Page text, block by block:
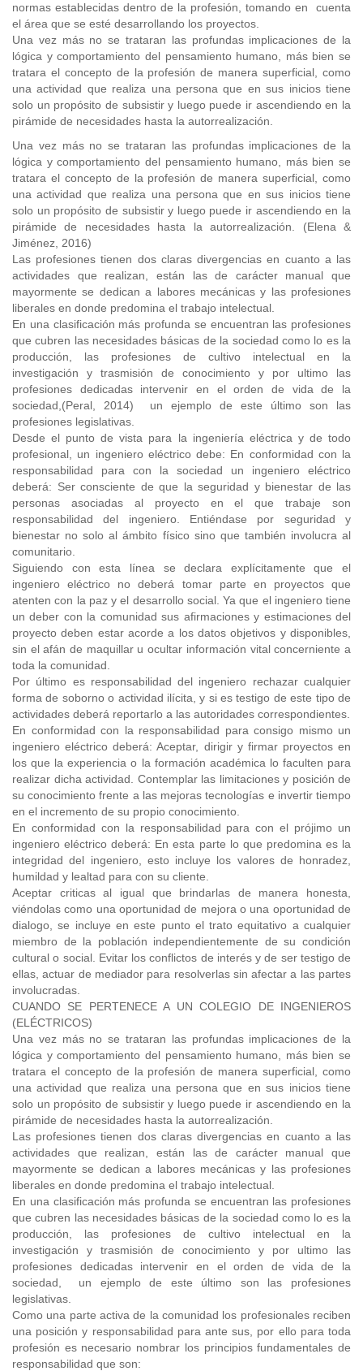
normas establecidas dentro de la profesión, tomando en cuenta
el área que se esté desarrollando los proyectos.
Una vez más no se trataran las profundas implicaciones de la
lógica y comportamiento del pensamiento humano, más bien se
tratara el concepto de la profesión de manera superficial, como
una actividad que realiza una persona que en sus inicios tiene
solo un propósito de subsistir y luego puede ir ascendiendo en la
pirámide de necesidades hasta la autorrealización.
Una vez más no se trataran las profundas implicaciones de la
lógica y comportamiento del pensamiento humano, más bien se
tratara el concepto de la profesión de manera superficial, como
una actividad que realiza una persona que en sus inicios tiene
solo un propósito de subsistir y luego puede ir ascendiendo en la
pirámide de necesidades hasta la autorrealización. (Elena &
Jiménez, 2016)
Las profesiones tienen dos claras divergencias en cuanto a las
actividades que realizan, están las de carácter manual que
mayormente se dedican a labores mecánicas y las profesiones
liberales en donde predomina el trabajo intelectual.
En una clasificación más profunda se encuentran las profesiones
que cubren las necesidades básicas de la sociedad como lo es la
producción, las profesiones de cultivo intelectual en la
investigación y trasmisión de conocimiento y por ultimo las
profesiones dedicadas intervenir en el orden de vida de la
sociedad,(Peral, 2014) un ejemplo de este último son las
profesiones legislativas.
Desde el punto de vista para la ingeniería eléctrica y de todo
profesional, un ingeniero eléctrico debe: En conformidad con la
responsabilidad para con la sociedad un ingeniero eléctrico
deberá: Ser consciente de que la seguridad y bienestar de las
personas asociadas al proyecto en el que trabaje son
responsabilidad del ingeniero. Entiéndase por seguridad y
bienestar no solo al ámbito físico sino que también involucra al
comunitario.
Siguiendo con esta línea se declara explícitamente que el
ingeniero eléctrico no deberá tomar parte en proyectos que
atenten con la paz y el desarrollo social. Ya que el ingeniero tiene
un deber con la comunidad sus afirmaciones y estimaciones del
proyecto deben estar acorde a los datos objetivos y disponibles,
sin el afán de maquillar u ocultar información vital concerniente a
toda la comunidad.
Por último es responsabilidad del ingeniero rechazar cualquier
forma de soborno o actividad ilícita, y si es testigo de este tipo de
actividades deberá reportarlo a las autoridades correspondientes.
En conformidad con la responsabilidad para consigo mismo un
ingeniero eléctrico deberá: Aceptar, dirigir y firmar proyectos en
los que la experiencia o la formación académica lo faculten para
realizar dicha actividad. Contemplar las limitaciones y posición de
su conocimiento frente a las mejoras tecnologías e invertir tiempo
en el incremento de su propio conocimiento.
En conformidad con la responsabilidad para con el prójimo un
ingeniero eléctrico deberá: En esta parte lo que predomina es la
integridad del ingeniero, esto incluye los valores de honradez,
humildad y lealtad para con su cliente.
Aceptar criticas al igual que brindarlas de manera honesta,
viéndolas como una oportunidad de mejora o una oportunidad de
dialogo, se incluye en este punto el trato equitativo a cualquier
miembro de la población independientemente de su condición
cultural o social. Evitar los conflictos de interés y de ser testigo de
ellas, actuar de mediador para resolverlas sin afectar a las partes
involucradas.
CUANDO SE PERTENECE A UN COLEGIO DE INGENIEROS
(ELÉCTRICOS)
Una vez más no se trataran las profundas implicaciones de la
lógica y comportamiento del pensamiento humano, más bien se
tratara el concepto de la profesión de manera superficial, como
una actividad que realiza una persona que en sus inicios tiene
solo un propósito de subsistir y luego puede ir ascendiendo en la
pirámide de necesidades hasta la autorrealización.
Las profesiones tienen dos claras divergencias en cuanto a las
actividades que realizan, están las de carácter manual que
mayormente se dedican a labores mecánicas y las profesiones
liberales en donde predomina el trabajo intelectual.
En una clasificación más profunda se encuentran las profesiones
que cubren las necesidades básicas de la sociedad como lo es la
producción, las profesiones de cultivo intelectual en la
investigación y trasmisión de conocimiento y por ultimo las
profesiones dedicadas intervenir en el orden de vida de la
sociedad, un ejemplo de este último son las profesiones
legislativas.
Como una parte activa de la comunidad los profesionales reciben
una posición y responsabilidad para ante sus, por ello para toda
profesión es necesario nombrar los principios fundamentales de
responsabilidad que son: